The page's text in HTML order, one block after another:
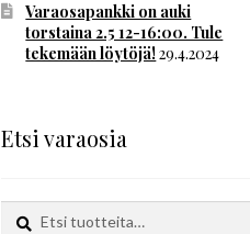
Varaosapankki on auki
torstaina 2.5 12-16:00. Tule
tekemään löytöjä!29.4.2024
Etsi varaosia
Etsi:
Haku